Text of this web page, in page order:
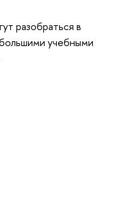
разобраться в
учебными